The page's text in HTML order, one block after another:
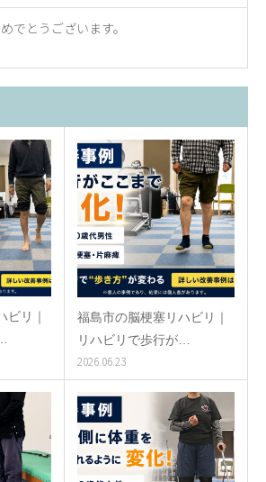
でとうございます。
ビリ｜
福島市の脳梗塞リハビリ｜
リハビリで歩行が…
2026.06.23